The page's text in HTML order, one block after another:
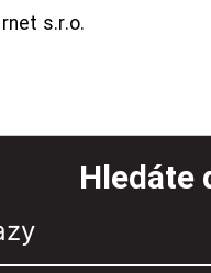
s.r.o.
Hledáte